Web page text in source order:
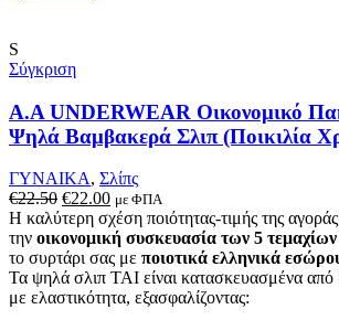
του
S
Σύγκριση
A.A UNDERWEAR Οικονομικό
Ψηλά Βαμβακερά Σλιπ (Ποικιλία
ΓΥΝΑΙΚΑ, Σλίπς
€22.50 Original
price
was:
€22.50.
€22.00Η
τρέχουσα
τιμή
είναι:
€22.00.
με ΦΠΑ
Η καλύτερη σχέση ποιότητας-τιμής της
την οικονομική συσκευασία των 5 τεμαχίων
το συρτάρι σας με ποιοτικά ελληνικά
Τα ψηλά σλιπ TAI είναι κατασκευασμένα
με ελαστικότητα, εξασφαλίζοντας: